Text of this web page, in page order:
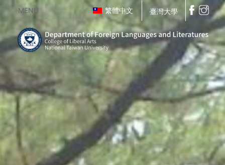
MENU 繁體中文 臺灣大學